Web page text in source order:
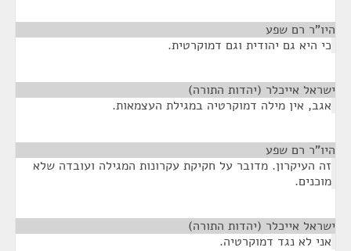
היו"ר רם שפע
כי היא גם יהודית וגם דמוקרטית.
ישראל אייכלר (יהדות התורה)
אגב, אין מילה דמוקרטיה במגילת העצמאות.
היו"ר רם שפע
זה העיקרון. מדובר על חקיקת עקרונות המגילה ועובדה שלא
מוכנים.
ישראל אייכלר (יהדות התורה)
אני לא נגד דמוקרטיה.